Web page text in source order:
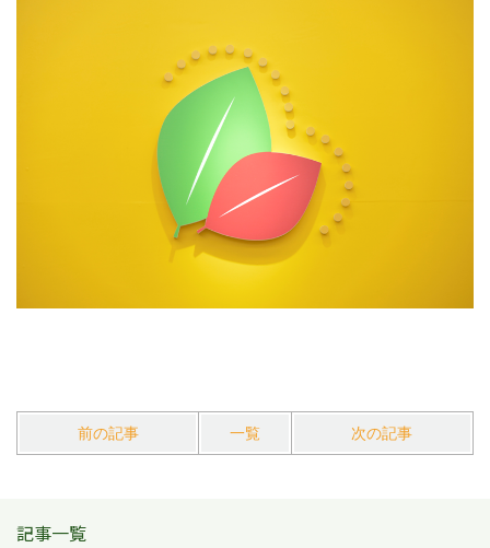
前の記事 一覧 次の記事
記事一覧